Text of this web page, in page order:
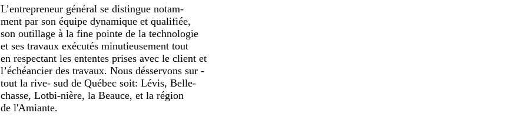
L’entrepreneur général se distingue notam-
ment par son équipe dynamique et qualifiée,
son outillage à la fine pointe de la technologie
et ses travaux exécutés minutieusement tout
en respectant les ententes prises avec le client et
l’échéancier des travaux. Nous désservons sur -
tout la rive- sud de Québec soit: Lévis, Belle-
chasse, Lotbi-nière, la Beauce, et la région
de l'Amiante.